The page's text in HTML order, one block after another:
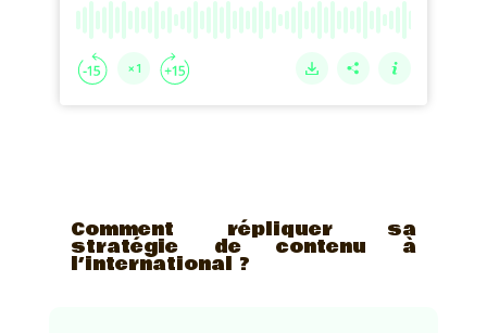
Comment répliquer sa
stratégie de contenu à
l’international ?